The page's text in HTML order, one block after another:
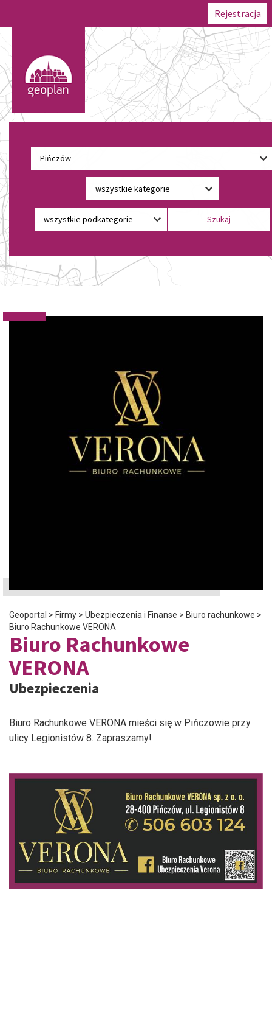
Rejestracja
Geoportal > Firmy > Ubezpieczenia i Finanse > Biuro rachunkowe >
Biuro Rachunkowe VERONA
Biuro Rachunkowe
VERONA
Ubezpieczenia
Biuro Rachunkowe VERONA mieści się w Pińczowie przy
ulicy Legionistów 8. Zapraszamy!